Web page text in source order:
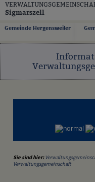
Zum Inhalt,zur Navigationoder
Sigmarszell
Gemeinde Hergensweiler
Sie sind hier:
Verwaltungsgemeinschaft